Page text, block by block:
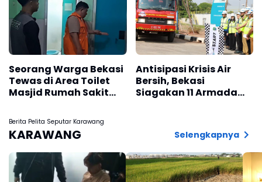
Seorang Warga Bekasi
Tewas di Area Toilet
Masjid Rumah Sakit
Antisipasi Krisis Air
Bersih, Bekasi
Siagakan 11 Armada
Berita Pelita Seputar Karawang
KARAWANG Selengkapnya